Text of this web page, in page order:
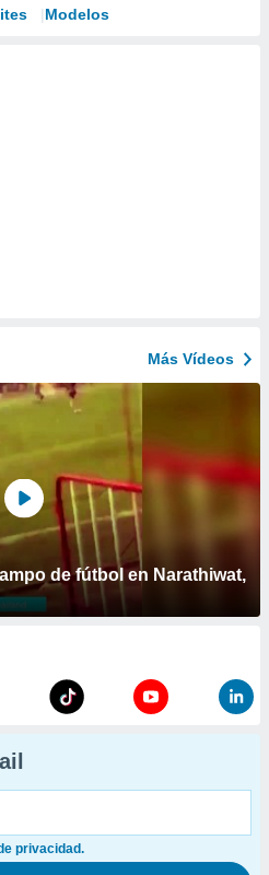
Modelos
Más Vídeos
de fútbol en Narathiwat,
privacidad.